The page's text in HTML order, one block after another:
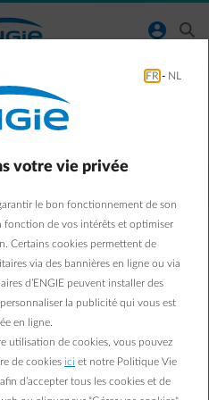
normal-account-circle search
de mon
puis-je faire ?
de votre acompte change, vous
votre espace client.
de la baisse du taux de
FR - NL
votre vie privée
le bon fonctionnement de son
fonction de vos intérêts et optimiser
Certains cookies permettent de
via des bannières en ligne ou via
d’ENGIE peuvent installer des
la publicité qui vous est
en ligne.
utilisation de cookies, vous pouvez
de cookies ici et notre Politique Vie
d’accepter tous les cookies et de